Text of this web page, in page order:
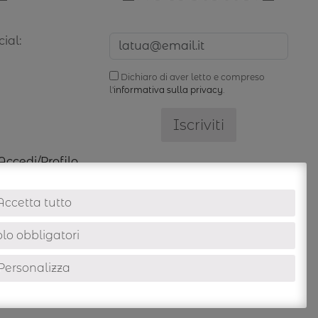
Dichiaro di aver letto e compreso
l'informativa sulla privacy.
Profilo
tutto
obbligatori